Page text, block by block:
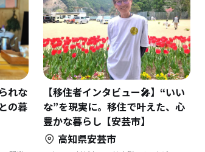
れな
の暮
【移住者インタビュー🎤】“いい
な”を現実に。移住で叶えた、心
豊かな暮らし【安芸市】
高知県安芸市